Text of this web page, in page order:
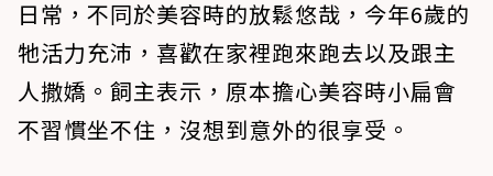
日常，不同於美容時的放鬆悠哉，今年6歲的
牠活力充沛，喜歡在家裡跑來跑去以及跟主
人撒嬌。飼主表示，原本擔心美容時小扁會
不習慣坐不住，沒想到意外的很享受。